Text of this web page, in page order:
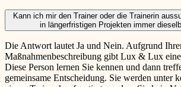
Kann ich mir den Trainer oder die Trainerin
in längerfristigen Projekten immer
Die Antwort lautet Ja und Nein. Aufgrund
Maßnahmenbeschreibung gibt Lux & Lux
Diese Person lernen Sie kennen und dann
gemeinsame Entscheidung. Sie werden unter